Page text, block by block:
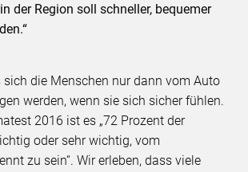
der Region soll schneller, bequemer
sich die Menschen nur dann vom Auto
werden, wenn sie sich sicher fühlen.
2016 ist es „72 Prozent der
oder sehr wichtig, vom
zu sein“. Wir erleben, dass viele